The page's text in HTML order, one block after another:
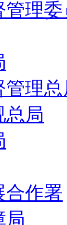
管理
管理
总局
合作署
局